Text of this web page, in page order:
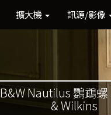
擴大機 訊源/影像
B&W Nautilus 鸚鵡
& Wilkins